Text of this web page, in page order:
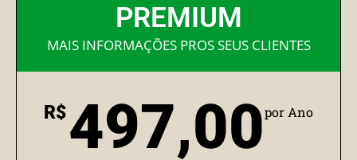
PREMIUM
MAIS INFORMAÇÕES PROS SEUS CLIENTES
R$497,00por Ano